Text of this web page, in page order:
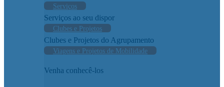
Serviços
Serviços ao seu dispor
Clubes e Projetos
Clubes e Projetos do Agrupamento
Viagens e Projetos de Mobilidade
Venha conhecê-los